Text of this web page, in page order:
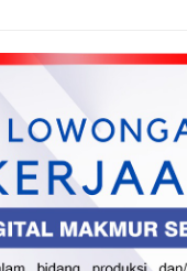
Cabang & Backup
Daihatsu Klaten & Solo
Keuangan, dll di
dan Sukoharjo di Es Teh
2026 di Kosi Kost